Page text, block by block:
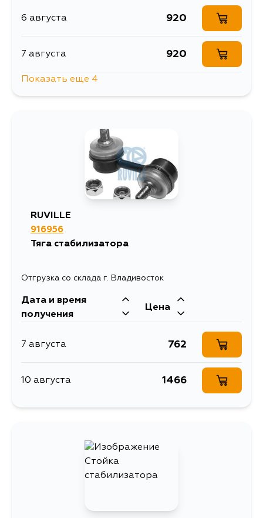
6 августа 920
7 августа 920
1118
920
Показать еще 4
RUVILLE
916956
Тяга стабилизатора
Отгрузка со склада г. Владивосток
Дата и время
получения
Цена
7 августа 762
10 августа 1466